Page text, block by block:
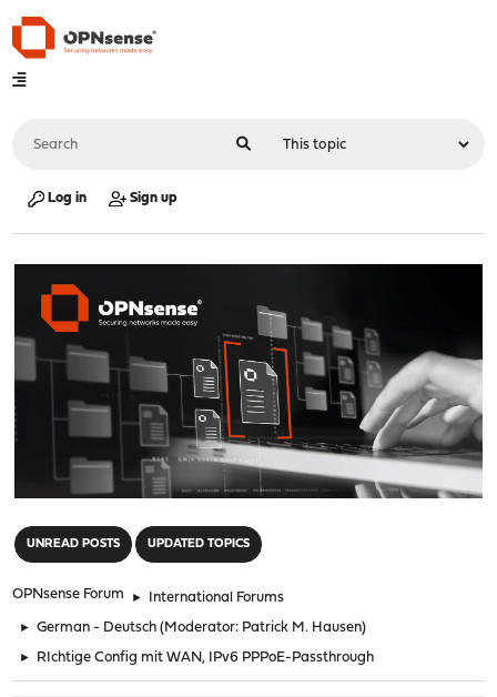
Log in Sign up
UNREAD POSTS UPDATED TOPICS
OPNsense Forum ► International Forums
► German - Deutsch (Moderator: Patrick M. Hausen)
► RIchtige Config mit WAN, IPv6 PPPoE-Passthrough